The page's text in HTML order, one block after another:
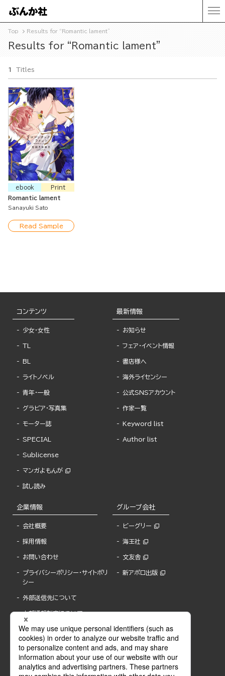
Top Results for “Romantic lament”
Results for “Romantic lament”
Titles
1
ebook
Print
Romantic lament
Sanayuki Sato
Read Sample
コンテンツ
少女・女性
TL
BL
ライトノベル
青年・一般
グラビア・写真集
モーター誌
SPECIAL
Sublicense
マンガよもんが
試し読み
最新情報
お知らせ
フェア・イベント情報
書店様へ
海外ライセンシー
公式SNSアカウント
作家一覧
Keyword list
Author list
企業情報
会社概要
採用情報
お問い合わせ
プライバシーポリシー・サイトポリ
シー
外部送信先について
内部通報制度について
グループ会社
ビーグリー
海王社
文友舎
新アポロ出版